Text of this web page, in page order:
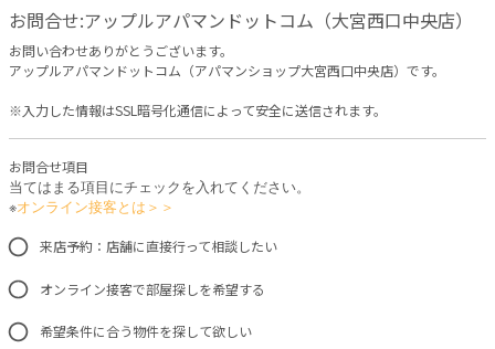
お問合せ:アップルアパマンドットコム（大宮西口中央店）
お問い合わせありがとうございます。
アップルアパマンドットコム（アパマンショップ大宮西口中央店）です。
※入力した情報はSSL暗号化通信によって安全に送信されます。
お問合せ項目
当てはまる項目にチェックを入れてください。
※オンライン接客とは＞＞
来店予約：店舗に直接行って相談したい
オンライン接客で部屋探しを希望する
希望条件に合う物件を探して欲しい